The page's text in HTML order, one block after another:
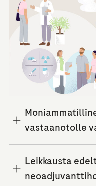
vastaanotolle
Leikkausta